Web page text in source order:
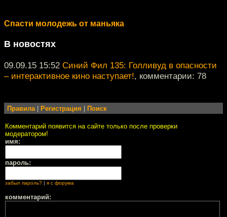
Спасти молодежь от маньяка
В новостях
09.09.15 15:52 Синий Фил 135: Голливуд в опасности
– интерактивное кино наступает!, комментарии: 78
Правила| Регистрация Поиск
Комментарий появится на сайте только после проверки
модератором!
имя:
пароль:
забыл пароль? | я с форума
комментарий: